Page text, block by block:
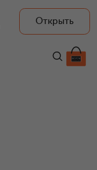
Открыть
29 950 ₽